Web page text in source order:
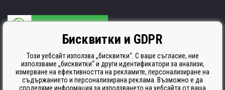
Производителят на касети е сертифициран
ISO 9001. ISO 14001 и STMC.
Бисквитки и GDPR
Този уебсайт използва „бисквитки“. С ваше съгласие, ние
използваме „бисквитки“ и други идентификатори за анализи,
измерване на ефективността на рекламите, персонализиране на
съдържанието и персонализирана реклама. Възможно е да
споделяме информация за използването на уебсайта от ваша